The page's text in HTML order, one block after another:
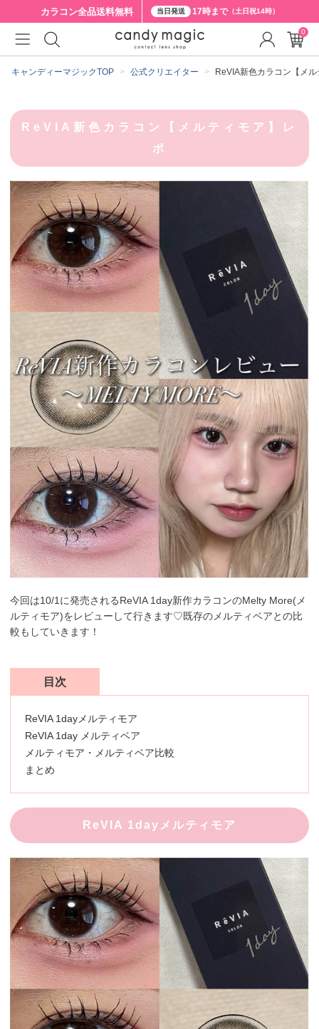
カラコン全品送料無料 当日発送 17時まで（土日祝14時）
キャンディーマジックTOP 公式クリエイター ReVIA新色カラコン【メ
ReVIA新色カラコン【メルティモア】レ
ポ
今回は10/1に発売されるReVIA 1day新作カラコンのMelty More(メ
ルティモア)をレビューして行きます♡既存のメルティベアとの比
較もしていきます！
目次
ReVIA 1dayメルティモア
ReVIA 1day メルティベア
メルティモア・メルティベア比較
まとめ
ReVIA 1dayメルティモア
0